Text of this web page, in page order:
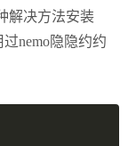
解决方法安装
过nemo隐隐约约